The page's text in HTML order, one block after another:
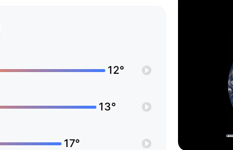
12°
13°
17°